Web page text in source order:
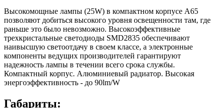
Высокомощные лампы (25W) в компактном корпусе A65
позволяют добиться высокого уровня освещенности там, где
раньше это было невозможно. Высокоэффективные
трехкристальные светодиоды SMD2835 обеспечивают
наивысшую светоотдачу в своем классе, а электронные
компоненты ведущих производителей гарантируют
надежность лампы в течении всего срока службы.
Компактный корпус. Алюминиевый радиатор. Высокая
энергоэффективность - до 90lm/W
Габариты: